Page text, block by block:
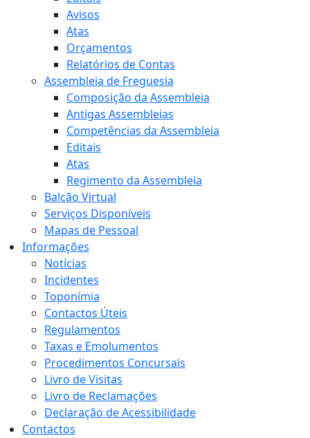
Avisos
Atas
Orçamentos
Relatórios de Contas
Assembleia de Freguesia
Composição da Assembleia
Antigas Assembleias
Competências da Assembleia
Editais
Atas
Regimento da Assembleia
Balcão Virtual
Serviços Disponíveis
Mapas de Pessoal
Informações
Notícias
Incidentes
Toponímia
Contactos Úteis
Regulamentos
Taxas e Emolumentos
Procedimentos Concursais
Livro de Visitas
Livro de Reclamações
Declaração de Acessibilidade
Contactos